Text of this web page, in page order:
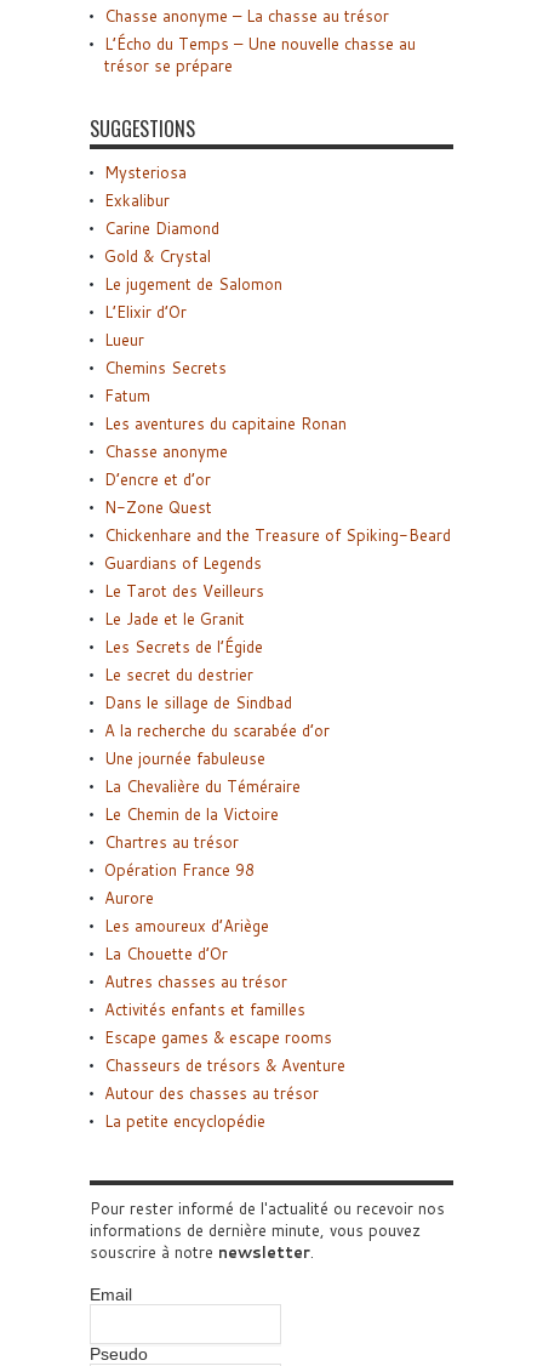
Chasse anonyme – La chasse au trésor
L’Écho du Temps – Une nouvelle chasse au
trésor se prépare
SUGGESTIONS
Mysteriosa
Exkalibur
Carine Diamond
Gold & Crystal
Le jugement de Salomon
L’Elixir d’Or
Lueur
Chemins Secrets
Fatum
Les aventures du capitaine Ronan
Chasse anonyme
D’encre et d’or
N-Zone Quest
Chickenhare and the Treasure of Spiking-Beard
Guardians of Legends
Le Tarot des Veilleurs
Le Jade et le Granit
Les Secrets de l’Égide
Le secret du destrier
Dans le sillage de Sindbad
A la recherche du scarabée d’or
Une journée fabuleuse
La Chevalière du Téméraire
Le Chemin de la Victoire
Chartres au trésor
Opération France 98
Aurore
Les amoureux d’Ariège
La Chouette d’Or
Autres chasses au trésor
Activités enfants et familles
Escape games & escape rooms
Chasseurs de trésors & Aventure
Autour des chasses au trésor
La petite encyclopédie
Pour rester informé de l'actualité ou recevoir nos
informations de dernière minute, vous pouvez
souscrire à notre newsletter.
Email
Pseudo